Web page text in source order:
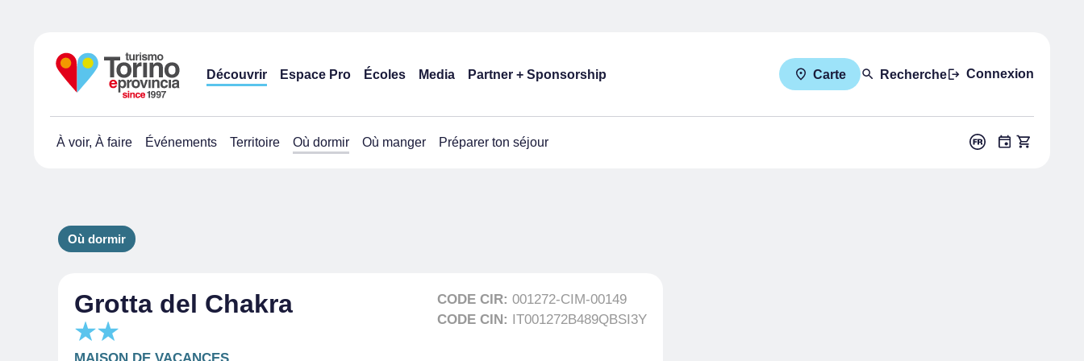
Découvrir Espace Pro Écoles Media Partner + Sponsorship Carte Recherche Connexion
À voir, À faire Événements Territoire Où dormir Où manger Préparer ton séjour
Où dormir
Grotta del Chakra CODE CIR: 001272-CIM-00149
CODE CIN: IT001272B489QBSI3Y